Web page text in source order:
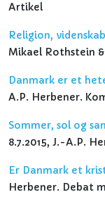
Artikel
Religion,
Mikael Rothstein
Danmark er et
A.P. Herbener.
Sommer, sol og
8.7.2015, J.-A.P.
Er Danmark et
Herbener. Debat